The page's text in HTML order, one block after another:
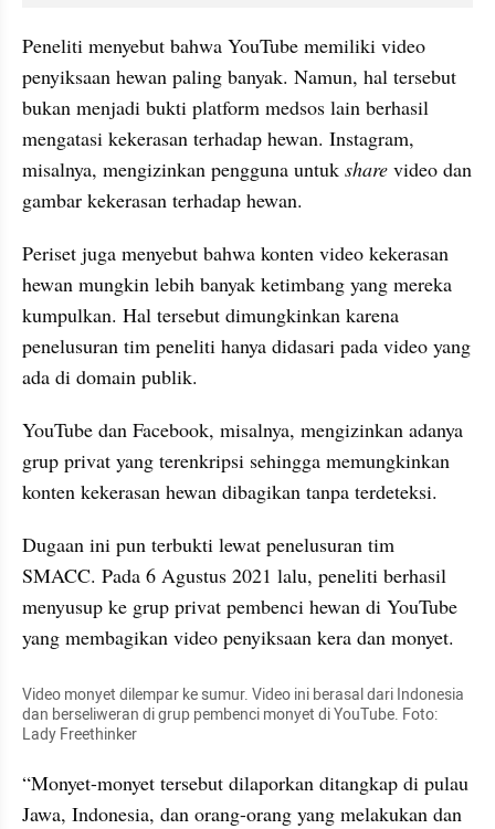
Peneliti menyebut bahwa YouTube memiliki video
penyiksaan hewan paling banyak. Namun, hal tersebut
bukan menjadi bukti platform medsos lain berhasil
mengatasi kekerasan terhadap hewan. Instagram,
misalnya, mengizinkan pengguna untuk share video dan
gambar kekerasan terhadap hewan.
Periset juga menyebut bahwa konten video kekerasan
hewan mungkin lebih banyak ketimbang yang mereka
kumpulkan. Hal tersebut dimungkinkan karena
penelusuran tim peneliti hanya didasari pada video yang
ada di domain publik.
YouTube dan Facebook, misalnya, mengizinkan adanya
grup privat yang terenkripsi sehingga memungkinkan
konten kekerasan hewan dibagikan tanpa terdeteksi.
Dugaan ini pun terbukti lewat penelusuran tim
SMACC. Pada 6 Agustus 2021 lalu, peneliti berhasil
menyusup ke grup privat pembenci hewan di YouTube
yang membagikan video penyiksaan kera dan monyet.
Video monyet dilempar ke sumur. Video ini berasal dari Indonesia
dan berseliweran di grup pembenci monyet di YouTube. Foto:
Lady Freethinker
“Monyet-monyet tersebut dilaporkan ditangkap di pulau
Jawa, Indonesia, dan orang-orang yang melakukan dan